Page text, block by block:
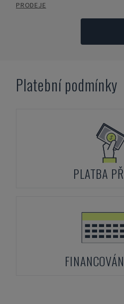
PRODEJE
Platební podmínky
PLATBA